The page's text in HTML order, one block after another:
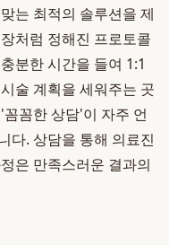
는 최적의 솔루션을 제
처럼 정해진 프로토콜
분한 시간을 들여 1:1
술 계획을 세워주는 곳
꼼꼼한 상담'이 자주 언
다. 상담을 통해 의료진
은 만족스러운 결과의